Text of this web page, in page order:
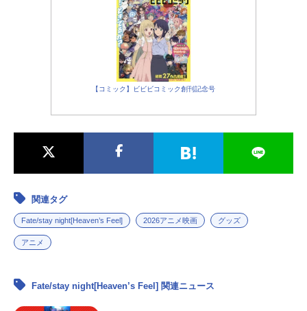
【コミック】ビビビコミック創刊記念号
関連タグ
Fate/stay night[Heaven’s Feel] 2026アニメ映画 グッズ
アニメ
Fate/stay night[Heaven’s Feel] 関連ニュース